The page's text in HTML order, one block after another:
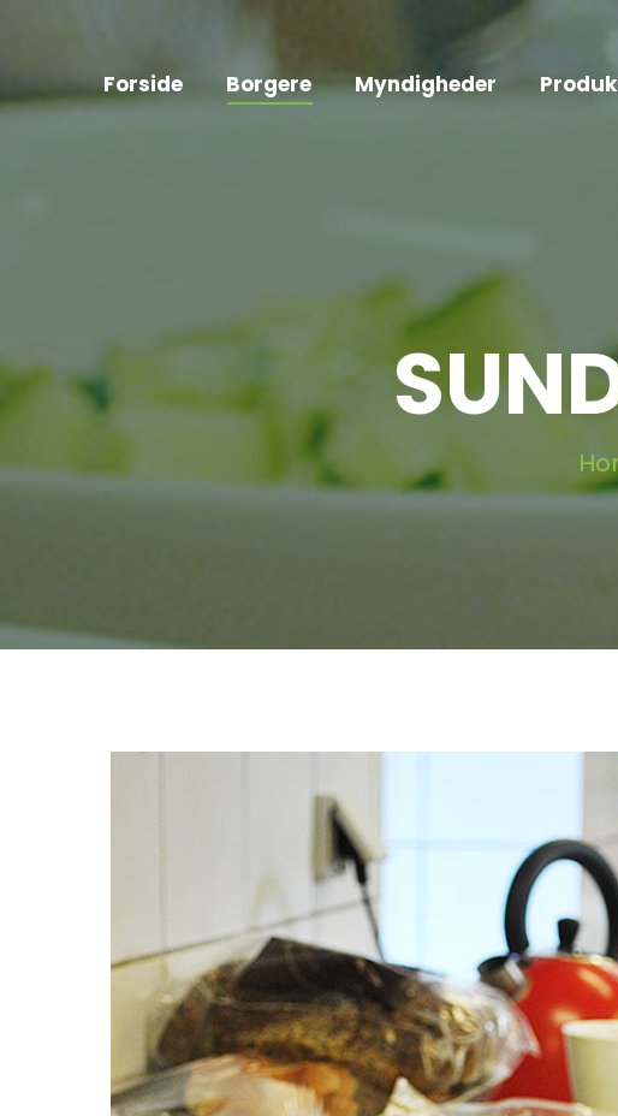
Forside Borgere Myndigheder